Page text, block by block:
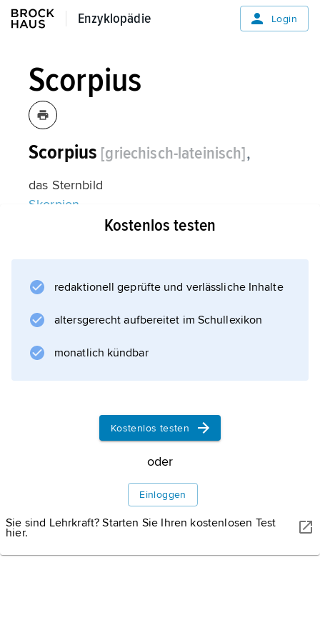
Enzyklopädie
Enzyklopädie Login
Scorpius
Scorpius [griechisch-lateinisch],
das Sternbild
Skorpion
Informationen zum Artikel
Kostenlos testen
redaktionell geprüfte und verlässliche Inhalte
altersgerecht aufbereitet im Schullexikon
monatlich kündbar
Kostenlos testen
oder
Einloggen
Sie sind Lehrkraft? Starten Sie Ihren kostenlosen Test
hier.